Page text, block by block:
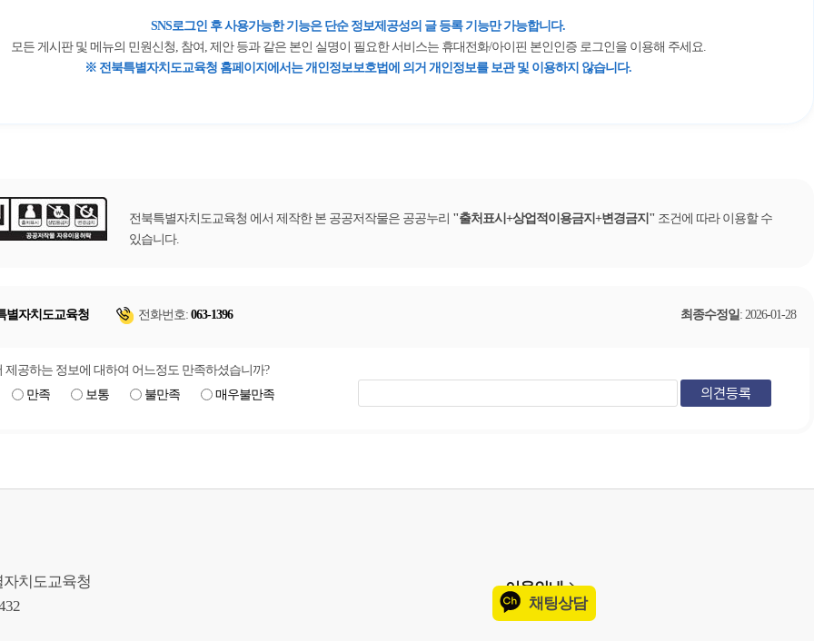
SNS로그인 후 사용가능한 기능은 단순 정보제공성의 글 등록 기능만 가능합니다.
모든 게시판 및 메뉴의 민원신청, 참여, 제안 등과 같은 본인 실명이 필요한 서비스는 휴대전화/아이핀 본인인증 로그인을 이용해 주세요.
※ 전북특별자치도교육청 홈페이지에서는 개인정보보호법에 의거 개인정보를 보관 및 이용하지 않습니다.
전북특별자치도교육청 에서 제작한 본 공공저작물은 공공누리 출처표시+상업적이용금지+변경금지
조건에 따라 이용할 수
있습니다.
별자치도교육청 전화번호: 063-1396 최종수정일: 2026-01-28
제공하는 정보에 대하여 어느정도 만족하셨습니까?
만족
보통 불만족 매우불만족
자치도교육청
이용안내
채팅상담